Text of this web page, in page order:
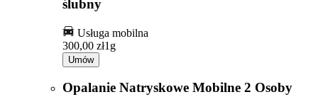
ślubny
Usługa mobilna
300,00 zł1g
Umów
Opalanie Natryskowe Mobilne 2 Osoby